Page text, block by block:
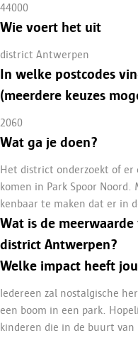
44000
Wie voert het uit
district Antwerpen
In welke postcodes
(meerdere keuzes
2060
Wat ga je doen?
Het district onderzoekt of er
komen in Park Spoor
kenbaar te maken dat er in
Wat is de
district Antwerpen?
Welke impact heeft
Iedereen zal nostalgische
een boom in een park.
kinderen die in de buurt van